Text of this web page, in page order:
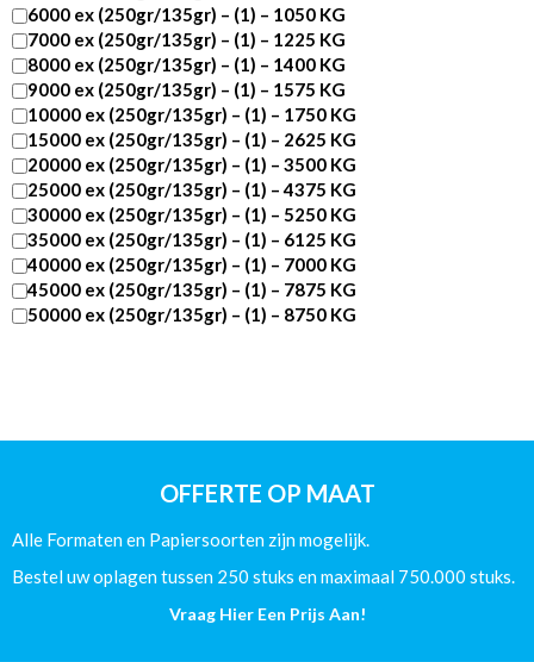
6000 ex (250gr/135gr) – (1) – 1050 KG
7000 ex (250gr/135gr) – (1) – 1225 KG
8000 ex (250gr/135gr) – (1) – 1400 KG
9000 ex (250gr/135gr) – (1) – 1575 KG
10000 ex (250gr/135gr) – (1) – 1750 KG
15000 ex (250gr/135gr) – (1) – 2625 KG
20000 ex (250gr/135gr) – (1) – 3500 KG
25000 ex (250gr/135gr) – (1) – 4375 KG
30000 ex (250gr/135gr) – (1) – 5250 KG
35000 ex (250gr/135gr) – (1) – 6125 KG
40000 ex (250gr/135gr) – (1) – 7000 KG
45000 ex (250gr/135gr) – (1) – 7875 KG
50000 ex (250gr/135gr) – (1) – 8750 KG
-
Glans
OFFERTE OP MAAT
Alle Formaten en Papiersoorten zijn mogelijk.
Bestel uw oplagen tussen 250 stuks en maximaal 750.000 stuks.
Vraag Hier Een Prijs Aan!